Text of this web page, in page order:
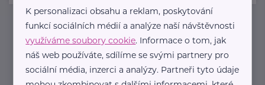
Newsletter
Pravidelný přísun novinek, inspirace na každý den,
K personalizaci obsahu a reklam, poskytování
funkcí sociálních médií a analýze naší návštěvnosti
využíváme soubory cookie. Informace o tom, jak
náš web používáte, sdílíme se svými partnery pro
sociální média, inzerci a analýzy. Partneři tyto údaje